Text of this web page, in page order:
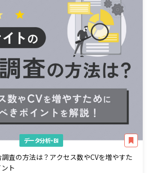
データ分析・BI
査の方法は？アクセス数やCVを増やすた
ト